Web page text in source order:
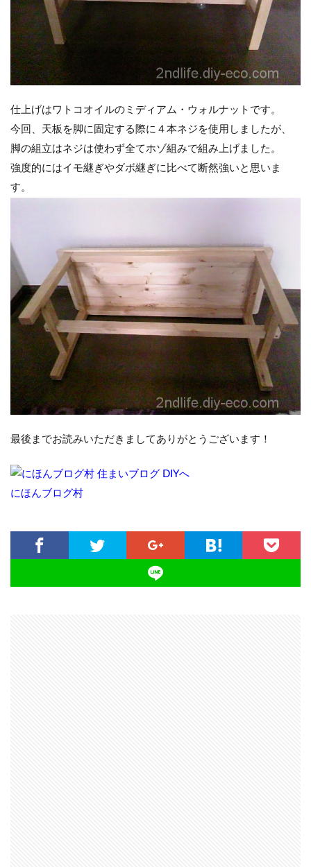
仕上げはワトコオイルのミディアム・ウォルナットです。
今回、天板を脚に固定する際に４本ネジを使用しましたが、
脚の組立はネジは使わず全てホゾ組みで組み上げました。
強度的にはイモ継ぎやダボ継ぎに比べて断然強いと思いま
す。
最後までお読みいただきましてありがとうございます！
にほんブログ村